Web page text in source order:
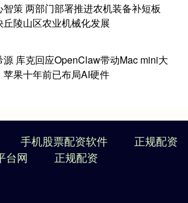
智策 两部门部署推进农机装备补短板
丘陵山区农业机械化发展
源 库克回应OpenClaw带动Mac mini大
苹果十年前已布局AI硬件
手机股票配资软件
正规配资
台网
正规配资